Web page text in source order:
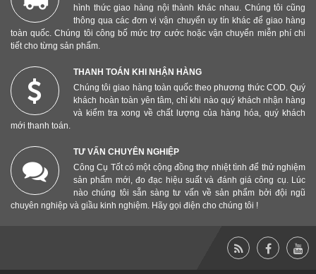
hình thức giao hàng nội thành khác nhau. Chúng tôi cũng
thông qua các đơn vị vận chuyển uy tín khác để giao hàng
toàn quốc. Chúng tôi công bố mức trợ cước hoặc vận chuyển miễn phí chi
tiết cho từng sản phẩm.
THANH TOÁN KHI NHẬN HÀNG
Chúng tôi giao hàng toàn quốc theo phương thức COD. Quý
khách hoàn toàn yên tâm, chỉ khi nào quý khách nhận hàng
và kiểm tra xong về chất lượng của hàng hóa, quý khách
mới thanh toán.
TƯ VẤN CHUYÊN NGHIỆP
Công Cụ Tốt có một cộng đồng thợ nhiệt tình để thử nghiệm
sản phẩm mới, đo đạc hiệu suất và đánh giá công cụ. Lúc
nào chúng tôi sẵn sàng tư vấn về sản phẩm bởi đội ngũ
chuyên nghiệp và giầu kinh nghiệm. Hãy gọi điện cho chúng tôi !